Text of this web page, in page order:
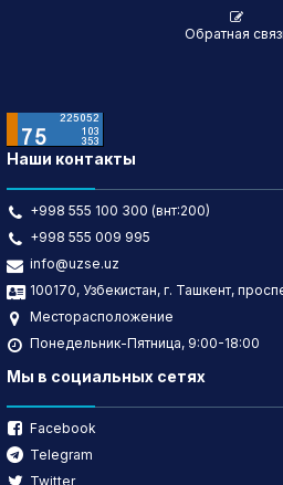
Обратная
Наши контакты
+998 555 100 300 (внт:200)
+998 555 009 995
info@uzse.uz
100170, Узбекистан, г. Ташкент,
Месторасположение
Понедельник-Пятница, 9:00-18:00
Мы в социальных сетях
Facebook
Telegram
Twitter